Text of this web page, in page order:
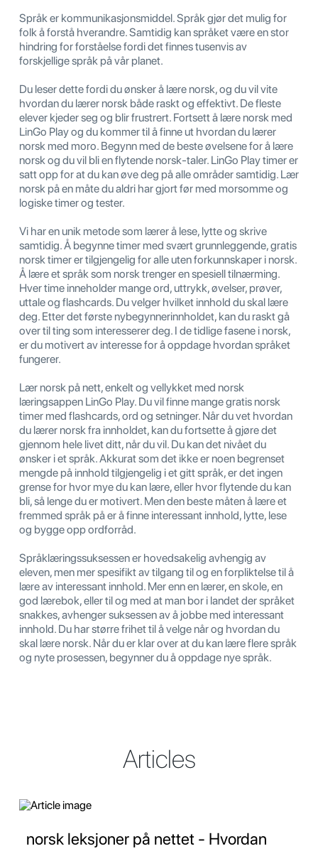
Språk er kommunikasjonsmiddel. Språk gjør det mulig for
folk å forstå hverandre. Samtidig kan språket være en stor
hindring for forståelse fordi det finnes tusenvis av
forskjellige språk på vår planet.
Du leser dette fordi du ønsker å lære norsk, og du vil vite
hvordan du lærer norsk både raskt og effektivt. De fleste
elever kjeder seg og blir frustrert. Fortsett å lære norsk med
LinGo Play og du kommer til å finne ut hvordan du lærer
norsk med moro. Begynn med de beste øvelsene for å lære
norsk og du vil bli en flytende norsk-taler. LinGo Play timer er
satt opp for at du kan øve deg på alle områder samtidig. Lær
norsk på en måte du aldri har gjort før med morsomme og
logiske timer og tester.
Vi har en unik metode som lærer å lese, lytte og skrive
samtidig. Å begynne timer med svært grunnleggende, gratis
norsk timer er tilgjengelig for alle uten forkunnskaper i norsk.
Å lære et språk som norsk trenger en spesiell tilnærming.
Hver time inneholder mange ord, uttrykk, øvelser, prøver,
uttale og flashcards. Du velger hvilket innhold du skal lære
deg. Etter det første nybegynnerinnholdet, kan du raskt gå
over til ting som interesserer deg. I de tidlige fasene i norsk,
er du motivert av interesse for å oppdage hvordan språket
fungerer.
Lær norsk på nett, enkelt og vellykket med norsk
læringsappen LinGo Play. Du vil finne mange gratis norsk
timer med flashcards, ord og setninger. Når du vet hvordan
du lærer norsk fra innholdet, kan du fortsette å gjøre det
gjennom hele livet ditt, når du vil. Du kan det nivået du
ønsker i et språk. Akkurat som det ikke er noen begrenset
mengde på innhold tilgjengelig i et gitt språk, er det ingen
grense for hvor mye du kan lære, eller hvor flytende du kan
bli, så lenge du er motivert. Men den beste måten å lære et
fremmed språk på er å finne interessant innhold, lytte, lese
og bygge opp ordforråd.
Språklæringssuksessen er hovedsakelig avhengig av
eleven, men mer spesifikt av tilgang til og en forpliktelse til å
lære av interessant innhold. Mer enn en lærer, en skole, en
god lærebok, eller til og med at man bor i landet der språket
snakkes, avhenger suksessen av å jobbe med interessant
innhold. Du har større frihet til å velge når og hvordan du
skal lære norsk. Når du er klar over at du kan lære flere språk
og nyte prosessen, begynner du å oppdage nye språk.
Articles
norsk leksjoner på nettet - Hvordan